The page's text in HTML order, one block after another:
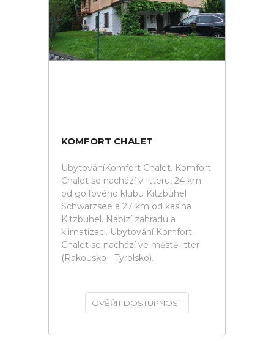
KOMFORT CHALET
UbytováníKomfort Chalet. Komfort
Chalet se nachází v Itteru, 24 km
od golfového klubu Kitzbühel
Schwarzsee a 27 km od kasina
Kitzbuhel. Nabízí zahradu a
klimatizaci. Ubytování Komfort
Chalet se nachází ve městě Itter
(Rakousko - Tyrolsko).
OVĚŘIT DOSTUPNOST